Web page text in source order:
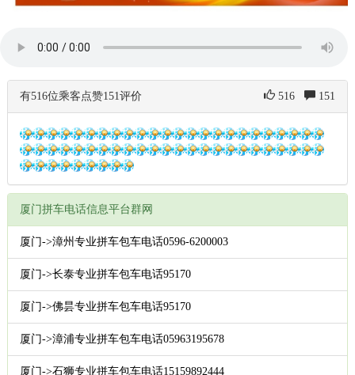
有516位乘客点赞151评价 516 151
厦门拼车电话信息平台群网
厦门->漳州专业拼车包车电话0596-6200003
厦门->长泰专业拼车包车电话95170
厦门->佛昙专业拼车包车电话95170
厦门->漳浦专业拼车包车电话05963195678
厦门->石狮专业拼车包车电话15159892444